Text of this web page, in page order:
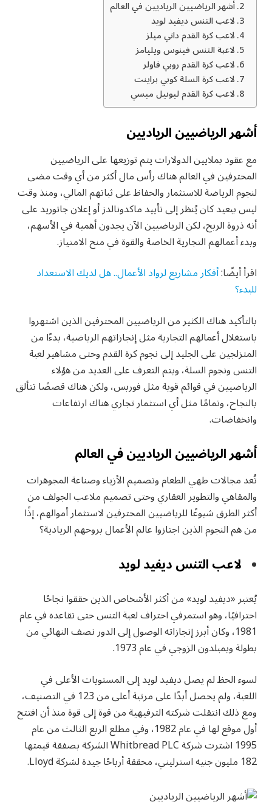
أشهر الرياضيين الرياديين في العالم
لاعب التنس ديفيد لويد
لاعب كرة القدم داني ميلز
لاعبة التنس فينوس ويليامز
لاعب كرة القدم روبي فاولر
لاعب كرة السلة كوبي براينت
لاعب كرة القدم ليونيل ميسي
أشهر الرياضيين الرياديين
مع عقود بملايين الدولارات يتم توزيعها على الرياضيين
المحترفين في العالم هناك رأس مال أكثر من أي وقت مضى
لنجوم الرياضة للاستثمار والحفاظ على ثباتهم المالي، ومنذ وقت
ليس ببعيد كان يُنظر إلى تأييد ماكدونالدز أو إعلان جاتوريد على
أنه ذروة الربح، لكن الرياضيين الآن يجدون أهمية في الأسهم،
وبدء أعمالهم التجارية الخاصة والقوة في منح الامتياز.
اقرأ أيضًا:أفكار مشاريع لرواد الأعمال.. هل لديك الاستعداد
للبدء؟
بالتأكيد هناك الكثير من الرياضيين المحترفين الذين اشتهروا
باستغلال أعمالهم التجارية مثل إنجازاتهم الرياضية، بدءًا من
المتزلجين على الجليد إلى نجوم كرة القدم وحتى مشاهير لعبة
التنس ونجوم السلة، ويتم التعرف على العديد من هؤلاء
الرياضيين في قوائم قوية مثل فوربس، ولكن هناك قصصًا تتألق
بالنجاح، وتمامًا مثل أي استثمار تجاري هناك ارتفاعات
وانخفاضات.
أشهر الرياضيين الرياديين في العالم
تُعد مجالات طهي الطعام وتصميم الأزياء وصناعة المجوهرات
والمقاهي والتطوير العقاري وحتى تصميم ملاعب الجولف من
أكثر الطرق شيوعًا للرياضيين المحترفين لاستثمار أموالهم، إذًا
من هم النجوم الذين اجتازوا عالم الأعمال بروحهم الريادية؟
لاعب التنس ديفيد لويد
يُعتبر «ديفيد لويد» من أكثر الأشخاص الذين حققوا نجاحًا
احترافيًا، وهو استمرفي احتراف لعبة التنس حتى تقاعده في عام
1981، وكان أبرز إنجازاته الوصول إلى الدور نصف النهائي من
بطولة ويمبلدون الزوجي في عام 1973.
لسوء الحظ لم يصل ديفيد لويد إلى المستويات الأعلى في
اللعبة، ولم يحصل أبدًا على مرتبة أعلى من 123 في التصنيف،
ومع ذلك انتقلت شركته الترفيهية من قوة إلى قوة منذ أن افتتح
أول موقع لها في عام 1982، وفي مطلع الربع الثالث من عام
1995 اشترت شركة Whitbread PLC الشركة بصفقة قيمتها
182 مليون جنيه استرليني، محققة أرباحًا جيدة لشركة Lloyd.